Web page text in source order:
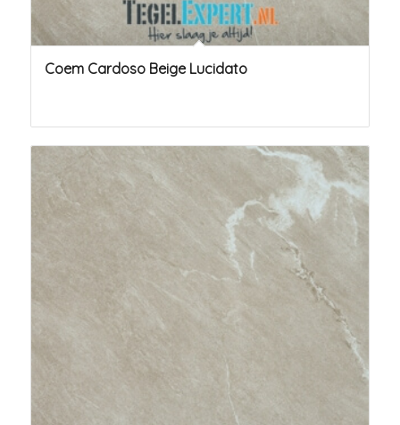
Coem Cardoso Beige Lucidato